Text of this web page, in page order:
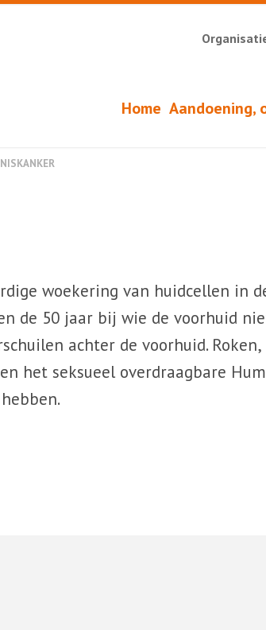
Home Aandoening,
woekering van huidcellen in
de 50 jaar bij wie de voorhuid
achter de voorhuid. Roken,
het seksueel overdraagbare